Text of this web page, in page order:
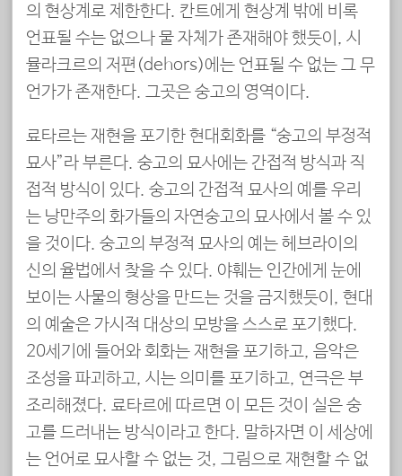
의 현상계로 제한한다. 칸트에게 현상계 밖에 비록
언표될 수는 없으나 물 자체가 존재해야 했듯이, 시
뮬라크르의 저편(dehors)에는 언표될 수 없는 그 무
언가가 존재한다. 그곳은 숭고의 영역이다.
료타르는 재현을 포기한 현대회화를 “숭고의 부정적
묘사”라 부른다. 숭고의 묘사에는 간접적 방식과 직
접적 방식이 있다. 숭고의 간접적 묘사의 예를 우리
는 낭만주의 화가들의 자연숭고의 묘사에서 볼 수 있
을 것이다. 숭고의 부정적 묘사의 예는 헤브라이의
신의 율법에서 찾을 수 있다. 야훼는 인간에게 눈에
보이는 사물의 형상을 만드는 것을 금지했듯이, 현대
의 예술은 가시적 대상의 모방을 스스로 포기했다.
20세기에 들어와 회화는 재현을 포기하고, 음악은
조성을 파괴하고, 시는 의미를 포기하고, 연극은 부
조리해졌다. 료타르에 따르면 이 모든 것이 실은 숭
고를 드러내는 방식이라고 한다. 말하자면 이 세상에
는 언어로 묘사할 수 없는 것, 그림으로 재현할 수 없